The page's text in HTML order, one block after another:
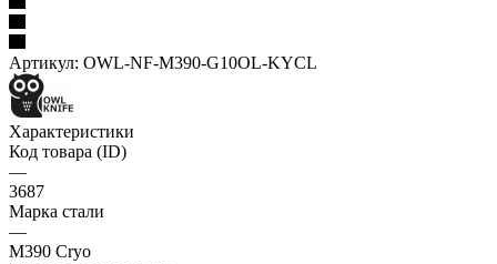
Артикул: OWL-NF-M390-G10OL-KYCL
Характеристики
Код товара (ID)
—
3687
Марка стали
—
M390 Cryo